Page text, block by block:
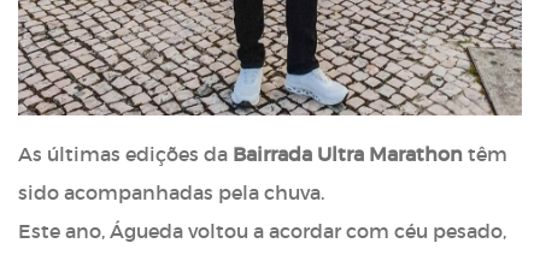
As últimas edições da Bairrada Ultra Marathon têm
sido acompanhadas pela chuva.
Este ano, Águeda voltou a acordar com céu pesado,